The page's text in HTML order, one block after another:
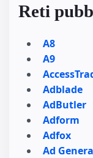
Reti
A8
A9
Adblade
AdButler
Adform
Adfox
Ad